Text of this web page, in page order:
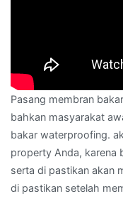
Pasang membran
bahkan masyarakat
bakar waterproofing.
property Anda, karena
serta di pastikan akan
di pastikan setelah